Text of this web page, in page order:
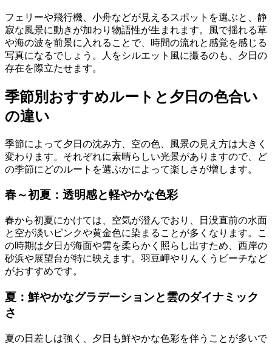
フェリーや飛行機、小舟などが見えるスポットを選ぶと、静
寂な風景に動きが加わり物語性が生まれます。風で揺れる草
や海の波を前景に入れることで、時間の流れと感覚を感じる
写真になるでしょう。人をシルエット風に撮るのも、夕日の
存在を際立たせます。
季節別おすすめルートと夕日の色合い
の違い
季節によって夕日の沈み方、空の色、風景の見え方は大きく
変わります。それぞれに素晴らしい光景がありますので、ど
の季節にどのルートを選ぶかによって楽しさが増します。
春～初夏：透明感と軽やかな色彩
春から初夏にかけては、空気が澄んでおり、日没直前の水面
と空が淡いピンクや黄金色に染まることが多くなります。こ
の時期は夕日が海面や雲を柔らかく照らし出すため、西岸の
砂浜や展望台が特に映えます。羽豆岬やりんくうビーチなど
がおすすめです。
夏：鮮やかなグラデーションと雲のダイナミック
さ
夏の日差しは強く、夕日も鮮やかな色彩を伴うことが多いで